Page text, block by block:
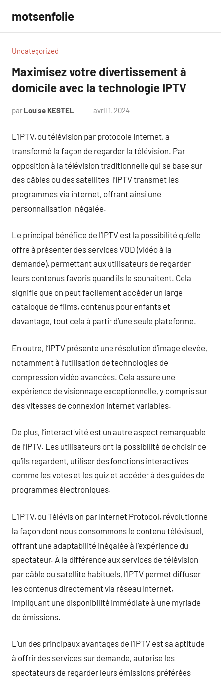
contenu
motsenfolie
Uncategorized
Maximisez votre divertissement à
domicile avec la technologie IPTV
par Louise KESTEL avril 1, 2024
L’IPTV, ou télévision par protocole Internet, a
transformé la façon de regarder la télévision. Par
opposition à la télévision traditionnelle qui se base sur
des câbles ou des satellites, l’IPTV transmet les
programmes via internet, offrant ainsi une
personnalisation inégalée.
Le principal bénéfice de l’IPTV est la possibilité qu’elle
offre à présenter des services VOD (vidéo à la
demande), permettant aux utilisateurs de regarder
leurs contenus favoris quand ils le souhaitent. Cela
signifie que on peut facilement accéder un large
catalogue de films, contenus pour enfants et
davantage, tout cela à partir d’une seule plateforme.
En outre, l’IPTV présente une résolution d’image élevée,
notamment à l’utilisation de technologies de
compression vidéo avancées. Cela assure une
expérience de visionnage exceptionnelle, y compris sur
des vitesses de connexion internet variables.
De plus, l’interactivité est un autre aspect remarquable
de l’IPTV. Les utilisateurs ont la possibilité de choisir ce
qu’ils regardent, utiliser des fonctions interactives
comme les votes et les quiz et accéder à des guides de
programmes électroniques.
L’IPTV, ou Télévision par Internet Protocol, révolutionne
la façon dont nous consommons le contenu télévisuel,
offrant une adaptabilité inégalée à l’expérience du
spectateur. À la différence aux services de télévision
par câble ou satellite habituels, l’IPTV permet diffuser
les contenus directement via réseau Internet,
impliquant une disponibilité immédiate à une myriade
de émissions.
L’un des principaux avantages de l’IPTV est sa aptitude
à offrir des services sur demande, autorise les
spectateurs de regarder leurs émissions préférées